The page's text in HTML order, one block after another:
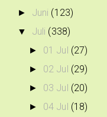
► Juni (123)
▼ Juli (338)
► 01 Jul (27)
► 02 Jul (29)
► 03 Jul (20)
► 04 Jul (18)